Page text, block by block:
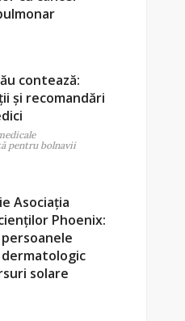
contează:
și recomandări
pentru bolnavii
Asociația
Phoenix:
solare